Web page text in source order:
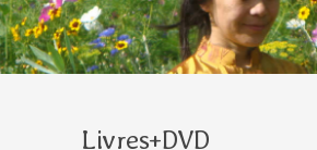
Livres+DVD